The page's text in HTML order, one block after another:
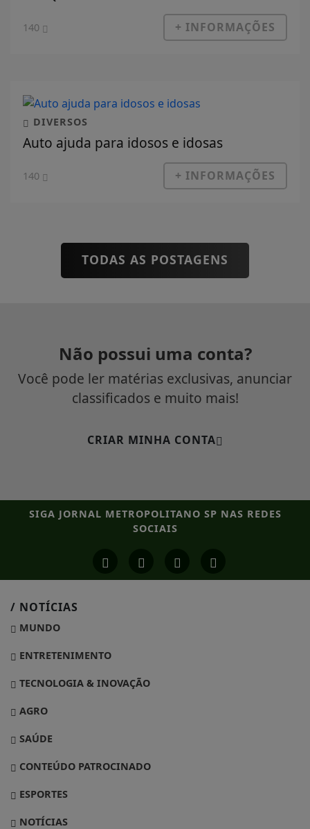
140 + INFORMAÇÕES
DIVERSOS
Auto ajuda para idosos e idosas
140 + INFORMAÇÕES
TODAS AS POSTAGENS
Não possui uma conta?
Você pode ler matérias exclusivas, anunciar
classificados e muito mais!
CRIAR MINHA CONTA
SIGA JORNAL METROPOLITANO SP NAS REDES
SOCIAIS
/ NOTÍCIAS
MUNDO
ENTRETENIMENTO
TECNOLOGIA & INOVAÇÃO
AGRO
SAÚDE
CONTEÚDO PATROCINADO
ESPORTES
NOTÍCIAS